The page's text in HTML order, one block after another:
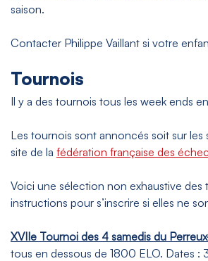
saison.
Contacter Philippe Vaillant si votre
Tournois
Il y a des tournois tous les week ends
Les tournois sont annoncés soit sur les
site de la fédération française des
Voici une sélection non exhaustive
instructions pour s’inscrire si elles ne
XVIIe Tournoi des 4 samedis du
tous en dessous de 1800 ELO. Dates :